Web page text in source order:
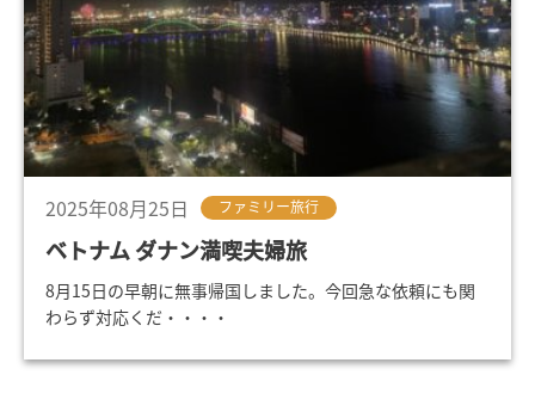
2025年08月25日 ファミリー旅行
ベトナム ダナン満喫夫婦旅
8月15日の早朝に無事帰国しました。今回急な依頼にも関
わらず対応くだ・・・・